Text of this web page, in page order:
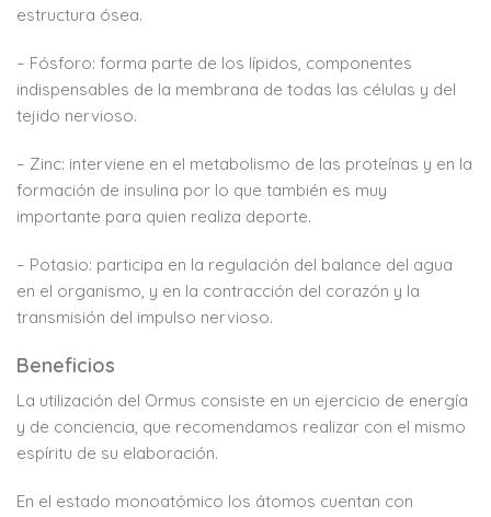
estructura ósea.
– Fósforo: forma parte de los lípidos, componentes
indispensables de la membrana de todas las células y del
tejido nervioso.
– Zinc: interviene en el metabolismo de las proteínas y en la
formación de insulina por lo que también es muy
importante para quien realiza deporte.
– Potasio: participa en la regulación del balance del agua
en el organismo, y en la contracción del corazón y la
transmisión del impulso nervioso.
Beneficios
La utilización del Ormus consiste en un ejercicio de energía
y de conciencia, que recomendamos realizar con el mismo
espíritu de su elaboración.
En el estado monoatómico los átomos cuentan con